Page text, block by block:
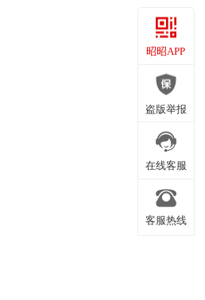
昭昭APP
昭昭APP
盗版举报
盗版举报
在线客服
在线客服
客服热线